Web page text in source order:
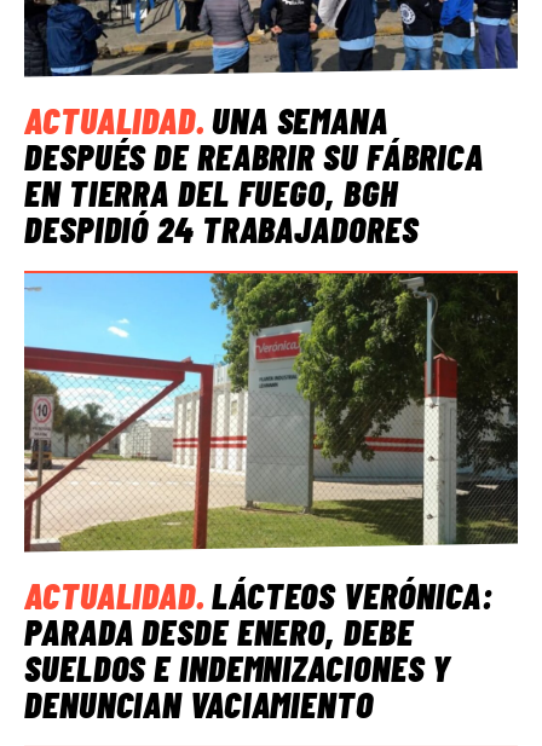
ACTUALIDAD.UNA SEMANA
DESPUÉS DE REABRIR SU FÁBRICA
EN TIERRA DEL FUEGO, BGH
DESPIDIÓ 24 TRABAJADORES
ACTUALIDAD.LÁCTEOS VERÓNICA:
PARADA DESDE ENERO, DEBE
SUELDOS E INDEMNIZACIONES Y
DENUNCIAN VACIAMIENTO